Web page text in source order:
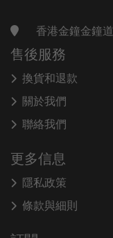
香港金鐘金鐘
售後服務
換貨和退款
關於我們
聯絡我們
更多信息
隱私政策
條款與細則